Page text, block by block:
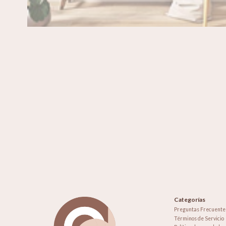
Categorías
Preguntas
Términos de Servicio